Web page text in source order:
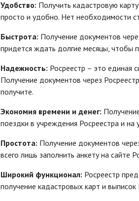
Удобство: Получить кадастровую
просто и удобно. Нет необходимости
Быстрота: Получение документов
придется ждать долгие месяцы, чтобы
Надежность: Росреестр – это единая
Получение документов через
получите.
Экономия времени и денег:
поездки в учреждения Росреестра и на
Простота: Получение документов
всего лишь заполнить анкету на сайте
Широкий функционал: Росреестр
получение кадастровых карт и